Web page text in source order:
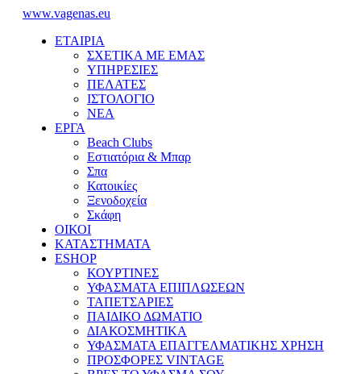
www.vagenas.eu
ΕΤΑΙΡΙΑ
ΣΧΕΤΙΚΑ ΜΕ ΕΜΑΣ
ΥΠΗΡΕΣΙΕΣ
ΠΕΛΑΤΕΣ
ΙΣΤΟΛΟΓΙΟ
ΝΕΑ
ΕΡΓΑ
Beach Clubs
Εστιατόρια & Μπαρ
Σπα
Κατοικίες
Ξενοδοχεία
Σκάφη
ΟΙΚΟΙ
ΚΑΤΑΣΤΗΜΑΤΑ
ESHOP
ΚΟΥΡΤΙΝΕΣ
ΥΦΑΣΜΑΤΑ ΕΠΙΠΛΩΣΕΩΝ
ΤΑΠΕΤΣΑΡΙΕΣ
ΠΑΙΔΙΚΟ ΔΩΜΑΤΙΟ
ΔΙΑΚΟΣΜΗΤΙΚΑ
ΥΦΑΣΜΑΤΑ ΕΠΑΓΓΕΛΜΑΤΙΚΗΣ ΧΡΗΣΗ
ΠΡΟΣΦΟΡΕΣ VINTAGE